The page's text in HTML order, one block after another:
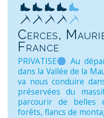
Cerces,
France
PRIVATISE
Au
dans la Vallée de la
va nous conduire
préservées du
parcourir de belles
forêts, flancs de